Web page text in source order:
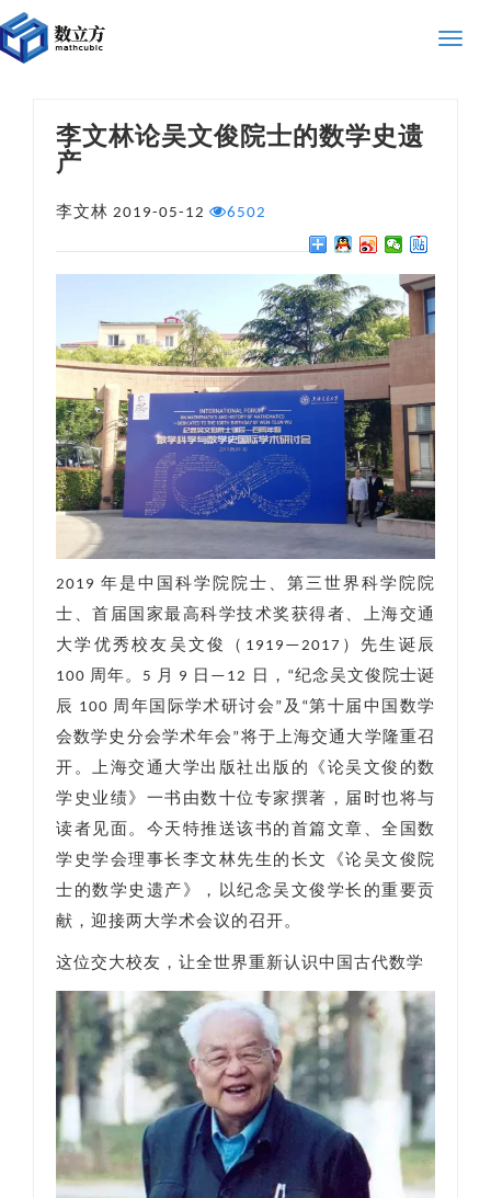
Toggle
李文林论吴文俊院士的数学史遗
产
李文林 2019-05-12 6502
2019 年是中国科学院院士、第三世界科学院院
士、首届国家最高科学技术奖获得者、上海交通
大学优秀校友吴文俊（1919—2017）先生诞辰
100 周年。5 月 9 日—12 日，“纪念吴文俊院士诞
辰 100 周年国际学术研讨会”及“第十届中国数学
会数学史分会学术年会”将于上海交通大学隆重召
开。上海交通大学出版社出版的《论吴文俊的数
学史业绩》一书由数十位专家撰著，届时也将与
读者见面。今天特推送该书的首篇文章、全国数
学史学会理事长李文林先生的长文《论吴文俊院
士的数学史遗产》，以纪念吴文俊学长的重要贡
献，迎接两大学术会议的召开。
这位交大校友，让全世界重新认识中国古代数学